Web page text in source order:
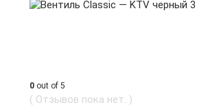
0 out of 5
( Отзывов пока нет. )